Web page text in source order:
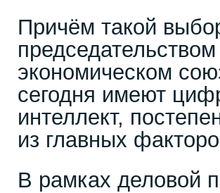
Причём такой
экономическом
сегодня имеют
интеллект,
из главных
В рамках деловой